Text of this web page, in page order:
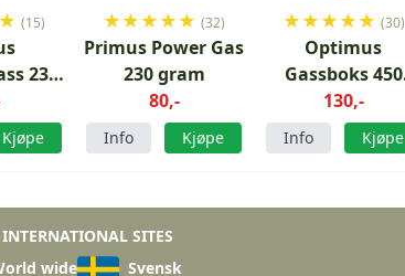
★ (15)
230
Kjøpe
★★★★★ (32)
Primus Power Gas
230 gram
80,-
Info Kjøpe
★★★★★ (30)
Optimus
Gassboks 450
gram
130,-
Info Kjøpe
SITES
wide
Svensk